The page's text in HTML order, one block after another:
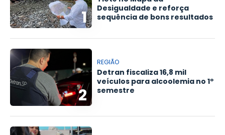
1
Desigualdade e reforça
sequência de bons resultados
2
REGIÃO
Detran fiscaliza 16,8 mil
veículos para alcoolemia no 1º
semestre